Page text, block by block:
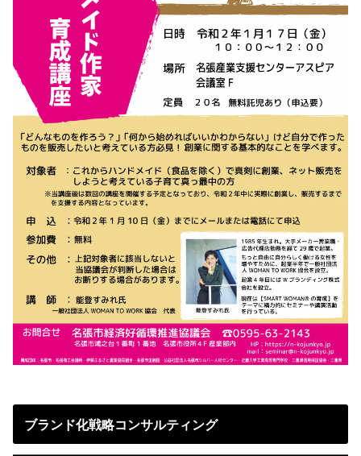
ブランド化戦略コンサルティング